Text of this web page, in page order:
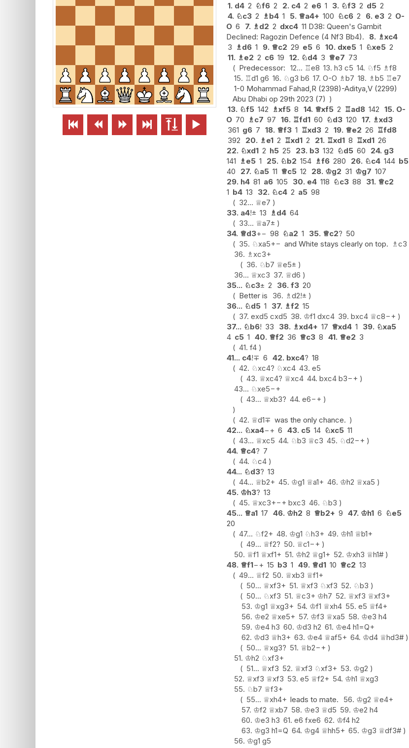
     
1. d4 2 ♘f6 2 2. c4 2 e6 1 3. ♘f3 2 d5 2
4. ♘c3 2 ♗ b4 1 5. ♕a4+ 100 ♘c6 2 6. e3 2 O-
O 6 7. ♗ d2 2 dxc4 11 D38: Queen's Gambit
Declined: Ragozin Defence (4 Nf3 Bb4).
8. ♗xc4
3
♗ d6 1 9. ♕c2 29 e5 6 10. dxe5 1 ♘xe5 2
11. ♗ e2 2 c6 19 12. ♘d4 3 ♕e7 73
Predecessor: 12... ♖e8 13. h3 c5 14. ♘f5 ♗f8
15. ♖d1 g6 16. ♘g3 b6 17. O-O ♗b7 18. ♗b5 ♖e7
1-0 Mohammad Fahad,R (2398)-Aditya,V (2299)
Abu Dhabi op 29th 2023 (7)
13. ♘f5 142 ♗xf5 8 14. ♕xf5 2 ♖ad8 142 15. O-
O 70 ♗ c7 97 16. ♖fd1 60 ♘d3 120 17. ♗xd3
361 g6 7 18. ♕f3 1 ♖xd3 2 19. ♕e2 26 ♖fd8
392
20. ♗ e1 2 ♖xd1 2 21. ♖xd1 8 ♖xd1 26
22. ♘xd1 2 h5 25 23. b3 132 ♘d5 60 24. g3
141
♗ e5 1 25. ♘b2 154 ♗f6 280 26. ♘c4 144 b5
40
27. ♘a5 11 ♕c5 12 28. ♔g2 31 ♔g7 107
29. h4 81 a6 105 30. e4 118 ♘c3 88 31. ♕c2
1 b4 13 32. ♘c4 2 a5 98
32... ♕e7
33. a4!± 13 ♗ d4 64
33... ♕a7±
34. ♕d3+− 98 ♘a2 1 35. ♕c2? 50
35. ♘xa5+− and White stays clearly on top. ♗c3
36. ♗ xc3+
36. ♘b7 ♕e5±
36... ♕xc3 37. ♕d6
35... ♘c3± 2 36. f3 20
Better is
36. ♗d2!±
36... ♘d5 1 37. ♗f2 15
37. exd5 cxd5 38. ♔f1 dxc4 39. bxc4 ♕c8−+
37... ♘b6! 33 38. ♗xd4+ 17 ♕xd4 1 39. ♘xa5
4 c5 1 40. ♕f2 36 ♕c3 8 41. ♕e2 3
41. f4
41... c4!∓ 6 42. bxc4? 18
42. ♘xc4? ♘xc4 43. e5
43. ♕xc4? ♕xc4 44. bxc4 b3−+
43... ♘xe5−+
43... ♕xb3? 44. e6−+
42. ♕d1∓ was the only chance.
42... ♘xa4−+ 6 43. c5 14 ♘xc5 11
43... ♕xc5 44. ♘b3 ♕c3 45. ♘d2−+
44. ♕c4? 7
44. ♘c4
44... ♘d3? 13
44... ♕b2+ 45. ♔g1 ♕a1+ 46. ♔h2 ♕xa5
45. ♔h3? 13
45. ♕xc3+−+ bxc3 46. ♘b3
45... ♕a1 17 46. ♔h2 8 ♕b2+ 9 47. ♔h1 6 ♘e5
20
47... ♘f2+ 48. ♔g1 ♘h3+ 49. ♔h1 ♕b1+
49... ♕f2? 50. ♕c1−+
50. ♕f1 ♕xf1+ 51. ♔h2 ♕g1+ 52. ♔xh3 ♕h1#
48. ♕f1−+ 15 b3 1 49. ♕d1 10 ♕c2 13
49... ♕f2 50. ♕xb3 ♕f1+
50... ♕xf3+ 51. ♕xf3 ♘xf3 52. ♘b3
50... ♘xf3 51. ♕c3+ ♔h7 52. ♕xf3 ♕xf3+
53. ♔g1 ♕xg3+ 54. ♔f1 ♕xh4 55. e5 ♕f4+
56. ♔e2 ♕xe5+ 57. ♔f3 ♕xa5 58. ♔e3 h4
59. ♔e4 h3 60. ♔d3 h2 61. ♔e4 h1=Q+
62. ♔d3 ♕h3+ 63. ♔e4 ♕af5+ 64. ♔d4 ♕hd3#
50... ♕xg3? 51. ♕b2−+
51. ♔h2 ♘xf3+
51... ♕xf3 52. ♕xf3 ♘xf3+ 53. ♔g2
52. ♕xf3 ♕xf3 53. e5 ♕f2+ 54. ♔h1 ♕xg3
55. ♘b7 ♕f3+
55... ♕xh4+ leads to mate. 56. ♔g2 ♕e4+
57. ♔f2 ♕xb7 58. ♔e3 ♕d5 59. ♔e2 h4
60. ♔e3 h3 61. e6 fxe6 62. ♔f4 h2
63. ♔g3 h1=Q 64. ♔g4 ♕hh5+ 65. ♔g3 ♕df3#
56. ♔g1 g5